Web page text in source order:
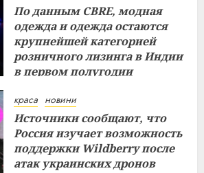
По данным CBRE, модная
одежда и одежда остаются
крупнейшей категорией
розничного лизинга в Индии
в первом полугодии
краса новини
Источники сообщают, что
Россия изучает возможность
поддержки Wildberry после
атак украинских дронов